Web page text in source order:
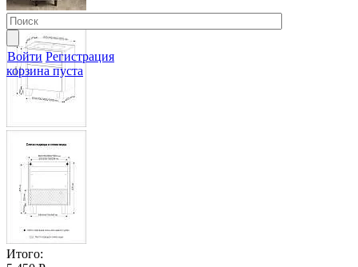
Войти Регистрация
корзина пуста
Итого: